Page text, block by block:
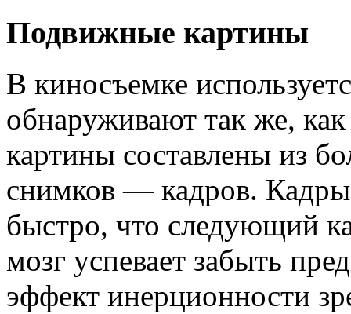
Подвижные картины
В киносъемке
обнаруживают так же,
картины составлены из
снимков — кадров. Кадры
быстро, что следующий
мозг успевает забыть
эффект инерционности